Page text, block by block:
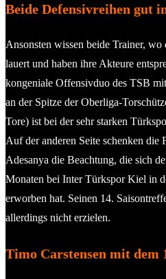
Beide Defensivreihen gut
Ansonsten wissen beide Trainer,
lauert und haben ihre Akteure
kongeniale Offensivduo des TSB
an der Spitze der Oberliga-
Tore) ist bei der sehr starken
Auf der anderen Seite schenken die
Adesanya die Beachtung, die sich
Monaten bei Inter Türkspor Kiel in
erworben hat. Seinen 14.
allerdings nicht erzielen.
Timo Carstensen mit dem